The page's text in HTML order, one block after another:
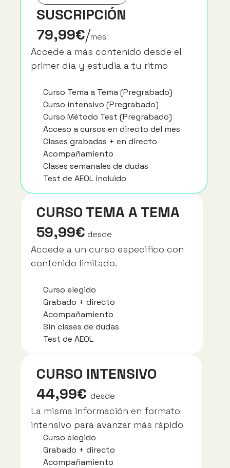
SUSCRIPCIÓN
79,99€/mes
Accede a más contenido desde el
primer día y estudia a tu ritmo
Curso Tema a Tema (Pregrabado)
Curso intensivo (Pregrabado)
Curso Método Test (Pregrabado)
Acceso a cursos en directo del mes
Clases grabadas + en directo
Acompañamiento
Clases semanales de dudas
Test de AEOL incluido
CURSO TEMA A TEMA
59,99€ desde
Accede a un curso especifico con
contenido limitado.
Curso elegido
Grabado + directo
Acompañamiento
Sin clases de dudas
Test de AEOL
CURSO INTENSIVO
44,99€ desde
La misma información en formato
intensivo para avanzar más rápido
Curso elegido
Grabado + directo
Acompañamiento